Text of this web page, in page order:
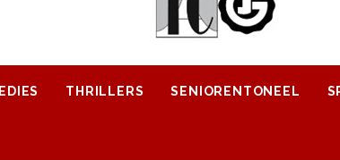
THRILLERS SENIORENTONEEL